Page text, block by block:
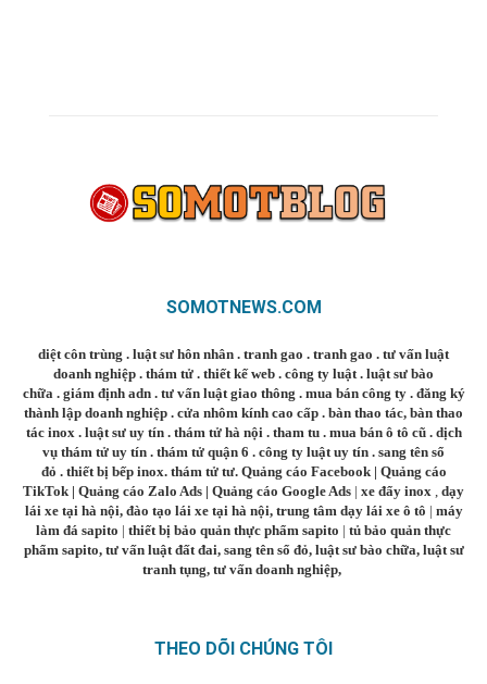
SOMOTNEWS.COM
diệt côn trùng . luật sư hôn nhân . tranh gao . tranh gao . tư vấn luật
doanh nghiệp . thám tử . thiết kế web . công ty luật. luật sư bào
chữa. giám định adn. tư vấn luật giao thông . mua bán công ty. đăng ký
thành lập doanh nghiệp . cửa nhôm kính cao cấp . bàn thao tác, bàn thao
tác inox. luật sư uy tín. thám tử hà nội. tham tu. mua bán ô tô cũ. dịch
vụ thám tử uy tín . thám tử quận 6 . công ty luật uy tín . sang tên sổ
đỏ . thiết bị bếp inox. thám tử tư. Quảng cáo Facebook| Quảng cáo
TikTok | Quảng cáo Zalo Ads | Quảng cáo Google Ads | xe đẩy inox , dạy
lái xe tại hà nội, đào tạo lái xe tại hà nội, trung tâm dạy lái xe ô tô | máy
làm đá sapito | thiết bị bảo quản thực phẩm sapito | tủ bảo quản thực
phẩm sapito, tư vấn luật đất đai, sang tên sổ đỏ, luật sư bào chữa, luật sư
tranh tụng, tư vấn doanh nghiệp,
THEO DÕI CHÚNG TÔI